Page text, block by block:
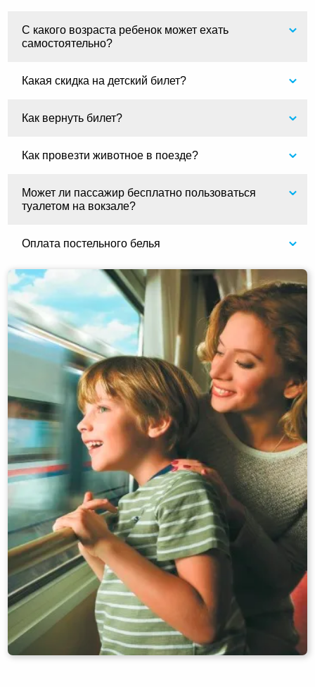
С какого возраста ребенок может ехать
самостоятельно?
Какая скидка на детский билет?
Как вернуть билет?
Как провезти животное в поезде?
Может ли пассажир бесплатно пользоваться
туалетом на вокзале?
Оплата постельного белья